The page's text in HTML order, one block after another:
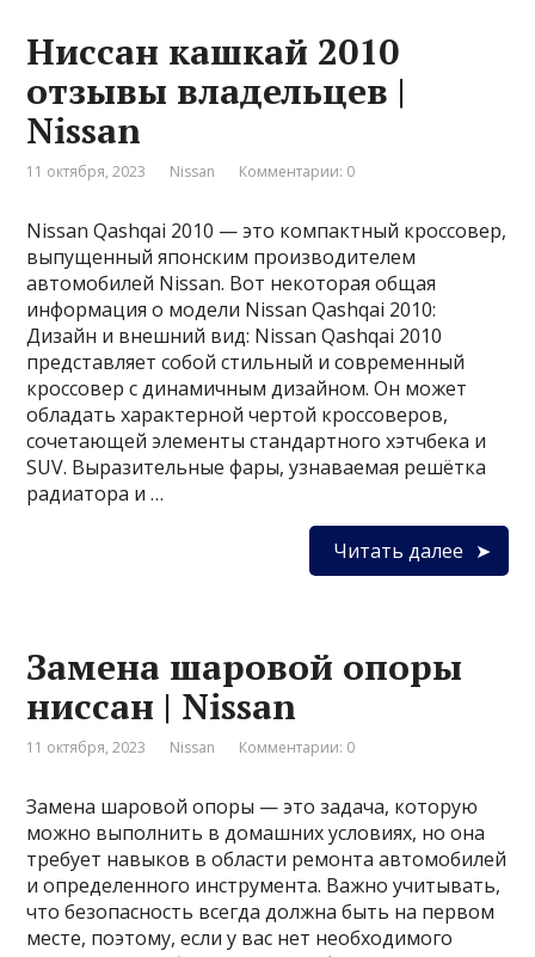
Ниссан кашкай 2010
отзывы владельцев |
Nissan
11 октября, 2023 Nissan Комментарии: 0
Nissan Qashqai 2010 — это компактный кроссовер,
выпущенный японским производителем
автомобилей Nissan. Вот некоторая общая
информация о модели Nissan Qashqai 2010:
Дизайн и внешний вид: Nissan Qashqai 2010
представляет собой стильный и современный
кроссовер с динамичным дизайном. Он может
обладать характерной чертой кроссоверов,
сочетающей элементы стандартного хэтчбека и
SUV. Выразительные фары, узнаваемая решётка
радиатора и …
Читать далее
Замена шаровой опоры
ниссан | Nissan
11 октября, 2023 Nissan Комментарии: 0
Замена шаровой опоры — это задача, которую
можно выполнить в домашних условиях, но она
требует навыков в области ремонта автомобилей
и определенного инструмента. Важно учитывать,
что безопасность всегда должна быть на первом
месте, поэтому, если у вас нет необходимого